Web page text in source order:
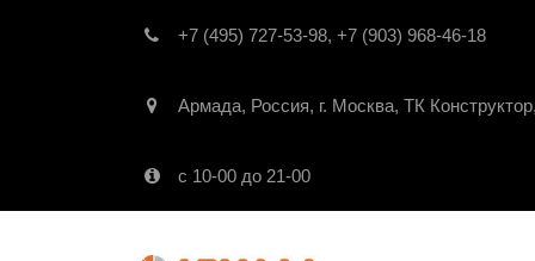
+7 (495) 727-53-98, +7 (903) 968-46-18
Армада, Россия, г. Москва, ТК
с 10-00 до 21-00